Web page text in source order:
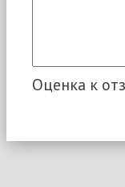
Оценка к